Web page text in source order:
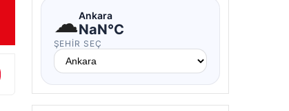
☁Ankara
NaN°C
ŞEHIR SEÇ